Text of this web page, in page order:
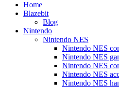
Home
Blazebit
Blog
Nintendo
Nintendo NES
Nintendo NES
Nintendo NES
Nintendo NES
Nintendo NES
Nintendo NES